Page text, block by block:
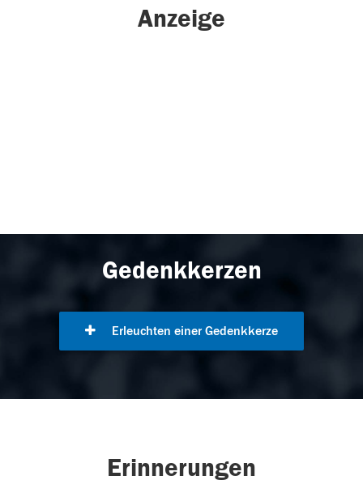
Anzeige
Gedenkkerzen
Erleuchten einer Gedenkkerze
Erinnerungen